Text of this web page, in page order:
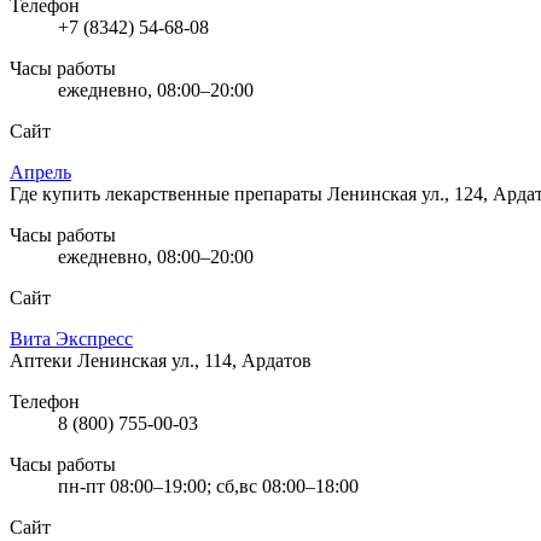
Телефон
+7 (8342) 54-68-08
Часы работы
ежедневно, 08:00–20:00
Сайт
Апрель
Где купить лекарственные препараты Ленинская ул., 124,
Часы работы
ежедневно, 08:00–20:00
Сайт
Вита Экспресс
Аптеки Ленинская ул., 114, Ардатов
Телефон
8 (800) 755-00-03
Часы работы
пн-пт 08:00–19:00; сб,вс 08:00–18:00
Сайт